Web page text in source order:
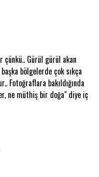
Gürül gürül akan
bölgelerde çok sıkça
Fotoğraflara bakıldığında
ne müthiş bir doğa" diye iç